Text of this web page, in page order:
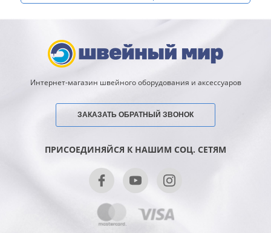
Интернет-магазин швейного оборудования и аксессуаров
ЗАКАЗАТЬ ОБРАТНЫЙ ЗВОНОК
ПРИСОЕДИНЯЙСЯ К НАШИМ СОЦ. СЕТЯМ